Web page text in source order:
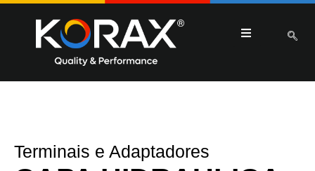
Terminais e Adaptadores